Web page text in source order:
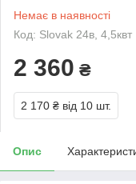
Немає в наявності
Код: Slovak 24в, 4,5квт
2 360 ₴
2 170 ₴ від 10 шт.
Опис